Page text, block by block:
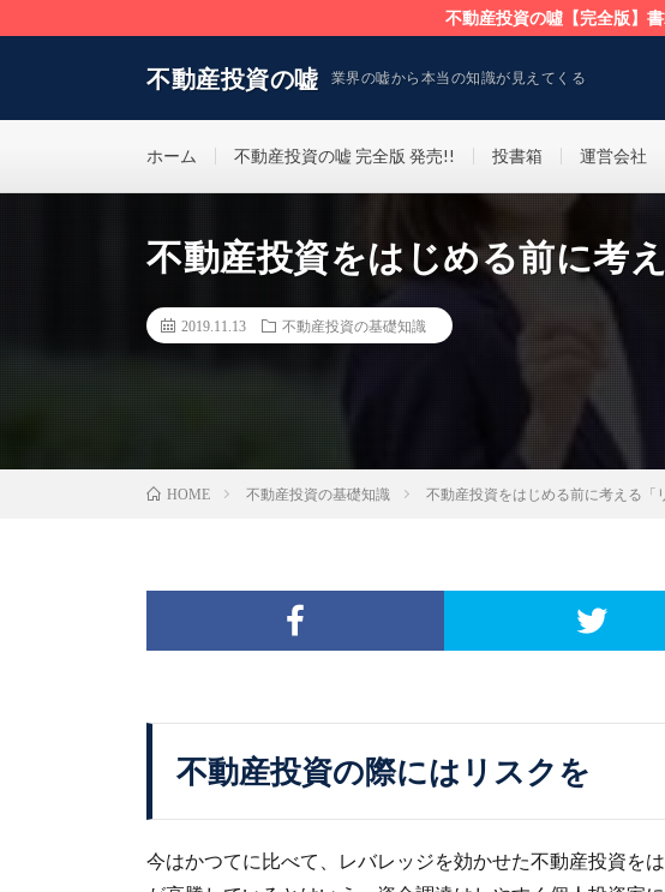
不動産投資の噓【完全版】
不動産投資の嘘 業界の嘘から本当の知識が見えてくる
ホーム 不動産投資の嘘 完全版 発売!! 投書箱 運営会社
不動産投資をはじめる前に考
2019.11.13 不動産投資の基礎知識
HOME 不動産投資の基礎知識 不動産投資をはじめる前に考える「
不動産投資の際にはリスクを
今はかつてに比べて、レバレッジを効かせた不動産投資を